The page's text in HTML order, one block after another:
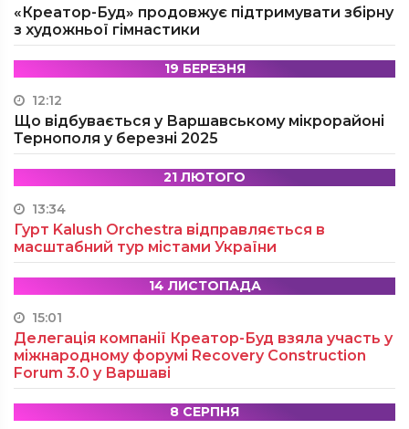
«Креатор-Буд» продовжує підтримувати збірну
з художньої гімнастики
19 БЕРЕЗНЯ
12:12
Що відбувається у Варшавському мікрорайоні
Тернополя у березні 2025
21 ЛЮТОГО
13:34
Гурт Kalush Orchestra відправляється в
масштабний тур містами України
14 ЛИСТОПАДА
15:01
Делегація компанії Креатор-Буд взяла участь у
міжнародному форумі Recovery Construction
Forum 3.0 у Варшаві
8 СЕРПНЯ